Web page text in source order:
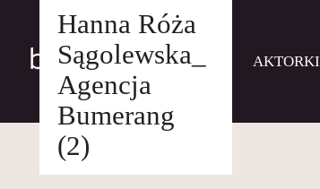
AKTORKI
AKTORKI
Hanna Róża
Sągolewska_
Agencja
Bumerang
(2)